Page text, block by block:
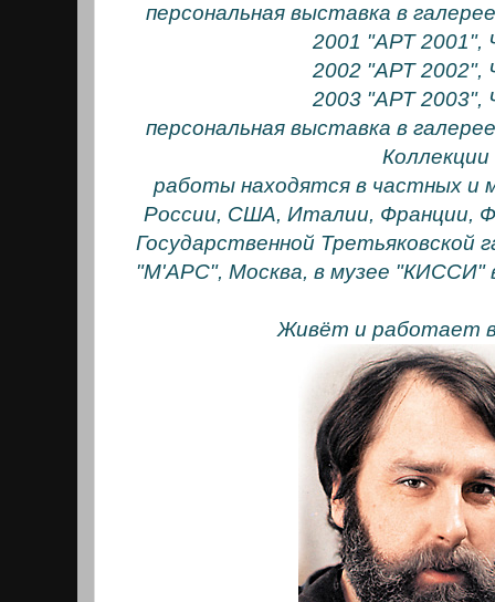
персональная выставка в
2001 "АРТ 2001",
2002 "АРТ 2002",
2003 "АРТ 2003",
персональная выставка в
Коллекции
работы находятся в частных и
России, США, Италии, Франции,
Государственной Третьяковской
"М'АРС", Москва, в музее
Живёт и работает